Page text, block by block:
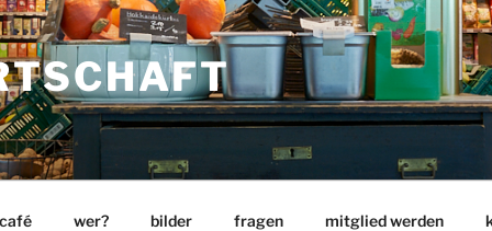
wer? bilder fragen mitglied werden